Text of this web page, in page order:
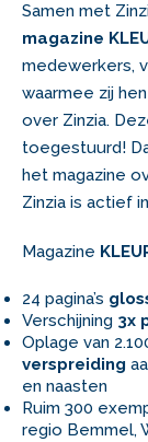
Samen met
magazine
medewerkers,
waarmee zij
over Zinzia.
toegestuurd!
het magazine
Zinzia is actief
Magazine
24 pagina’s
Verschijning 3x
Oplage van
verspreiding
en naasten
Ruim 300
regio Bemmel,